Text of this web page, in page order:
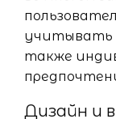
учитывать
также
Дизайн и